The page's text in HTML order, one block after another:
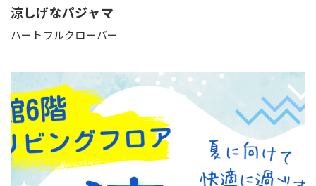
涼しげなパジャマ
ハートフルクローバー